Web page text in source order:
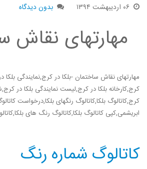
۰۶ اردیبهشت ۱۳۹۴ بدون دیدگاه
مهارتهای نقاش
مهارتهای نقاش ساختمان -بلکا در کرج,نمایندگی بلکا
کرج,کارخانه بلکا در کرج,لیست نمایندگی بلکا در
کرج,کاتالوگ بلکا,کاتالوگ رنگهای بلکا,درخواست
ابریشمی,کپی کاتالوگ بلکا,کاتالوگ رنگ های
کاتالوگ شماره رنگ